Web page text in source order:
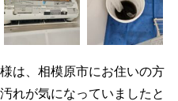
は、相模原市にお住いの方
れが気になっていましたと